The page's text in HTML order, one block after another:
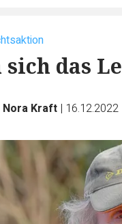
sich das
Nora Kraft |